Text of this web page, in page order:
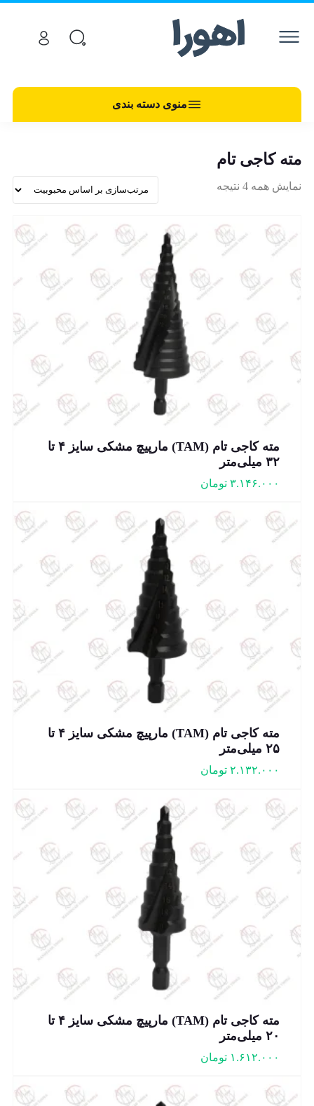
منوی دسته بندی
مته کاجی تام
نمایش همه 4 نتیجه
مته کاجی تام (TAM) مارپیچ مشکی سایز ۴ تا
۳۲ میلی‌متر
۳.۱۴۶.۰۰۰ تومان
مته کاجی تام (TAM) مارپیچ مشکی سایز ۴ تا
۲۵ میلی‌متر
۲.۱۳۲.۰۰۰ تومان
مته کاجی تام (TAM) مارپیچ مشکی سایز ۴ تا
۲۰ میلی‌متر
۱.۶۱۲.۰۰۰ تومان